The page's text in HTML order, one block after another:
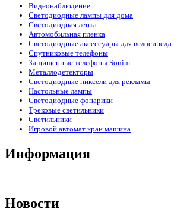
Видеонаблюдение
Светодиодные лампы для дома
Светодиодная лента
Автомобильная пленка
Светодиодные аксессуары для велосипеда
Спутниковые телефоны
Защищенные телефоны Sonim
Металлодетекторы
Светодиодные пиксели для рекламы
Настольные лампы
Светодиодные фонарики
Трековые светильники
Светильники
Игровой автомат кран машина
Информация
Новости